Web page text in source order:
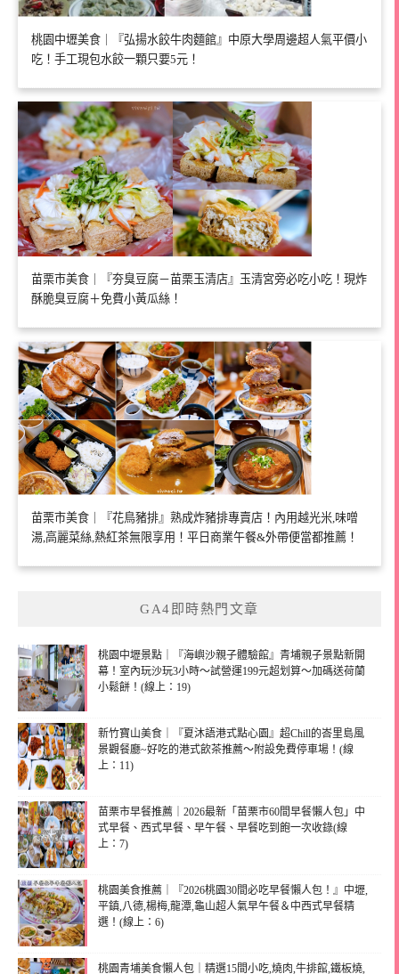
桃園中壢美食｜『弘揚水餃牛肉麵館』中原大學周邊超人氣平價小
吃！手工現包水餃一顆只要5元！
苗栗市美食｜『夯臭豆腐－苗栗玉清店』玉清宮旁必吃小吃！現炸
酥脆臭豆腐＋免費小黃瓜絲！
苗栗市美食｜『花鳥豬排』熟成炸豬排專賣店！內用越光米,味噌
湯,高麗菜絲,熱紅茶無限享用！平日商業午餐&外帶便當都推薦！
GA4即時熱門文章
桃園中壢景點｜『海嶼沙親子體驗館』青埔親子景點新開
幕！室內玩沙玩3小時～試營運199元超划算～加碼送荷蘭
小鬆餅！(線上：19)
新竹寶山美食｜『夏沐語港式點心園』超Chill的峇里島風
景觀餐廳~好吃的港式飲茶推薦～附設免費停車場！(線
上：11)
苗栗市早餐推薦｜2026最新「苗栗市60間早餐懶人包」中
式早餐、西式早餐、早午餐、早餐吃到飽一次收錄(線
上：7)
桃園美食推薦｜『2026桃園30間必吃早餐懶人包！』中壢,
平鎮,八德,楊梅,龍潭,龜山超人氣早午餐＆中西式早餐精
選！(線上：6)
桃園青埔美食懶人包｜精選15間小吃,燒肉,牛排館,鐵板燒,